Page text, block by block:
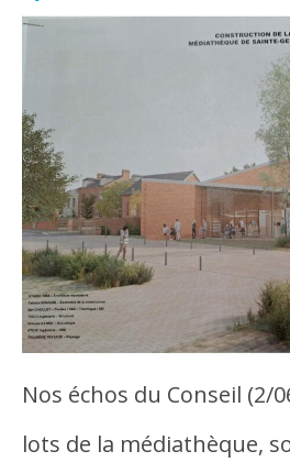
Nos échos du Conseil (2/
lots de la médiathèque,